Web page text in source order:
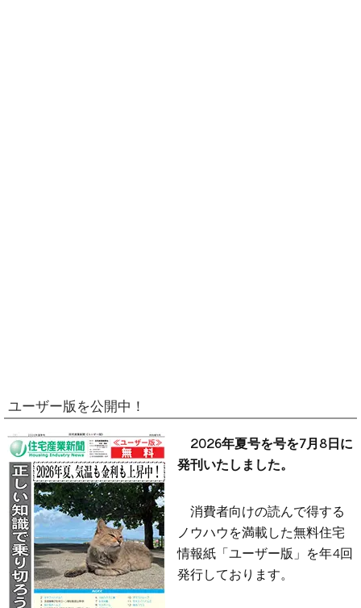
ユーザー版を公開中！
2026年夏号を号を7月8日に
発刊いたしました。
消費者向けの読んで得する
ノウハウを満載した無料住宅
情報紙「ユーザー版」を年4回
発行しております。